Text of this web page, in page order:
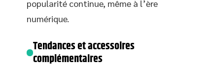
popularité continue, même à l’ère
numérique.
Tendances et accessoires
complémentaires